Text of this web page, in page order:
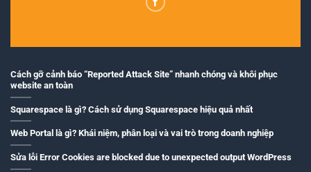
Cách gỡ cảnh báo “Reported Attack Site” nhanh chóng và khôi phục
website an toàn
Squarespace là gì? Cách sử dụng Squarespace hiệu quả nhất
Web Portal là gì? Khái niệm, phân loại và vai trò trong doanh nghiệp
Sửa lỗi Error Cookies are blocked due to unexpected output WordPress